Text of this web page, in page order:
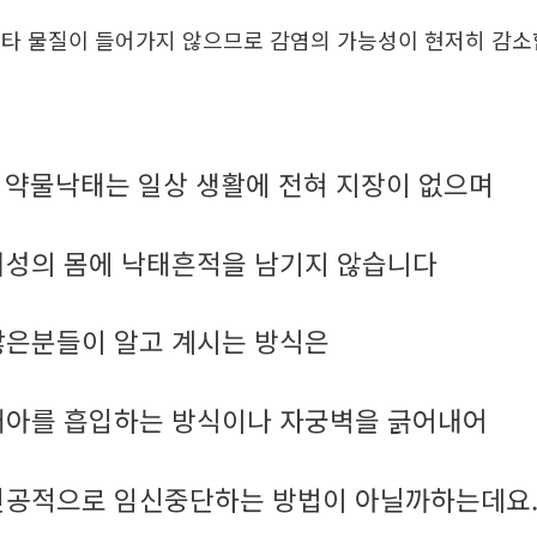
물질이 들어가지 않으므로 감염의 가능성이 현저히 감
약물낙태는 일상 생활에 전혀 지장이 없으며
의 몸에 낙태흔적을 남기지 않습니다
분들이 알고 계시는 방식은
를 흡입하는 방식이나 자궁벽을 긁어내어
적으로 임신중단하는 방법이 아닐까하는데요.